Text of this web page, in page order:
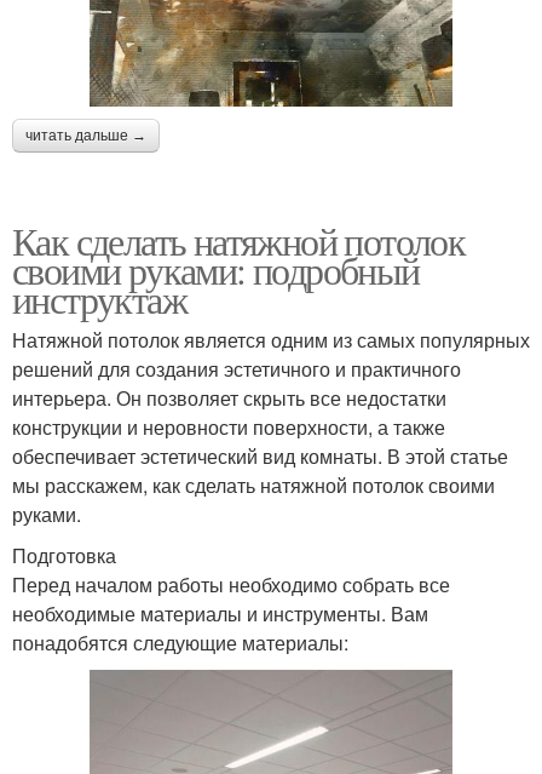
читать дальше →
Как сделать натяжной потолок
своими руками: подробный
инструктаж
Натяжной потолок является одним из самых популярных
решений для создания эстетичного и практичного
интерьера. Он позволяет скрыть все недостатки
конструкции и неровности поверхности, а также
обеспечивает эстетический вид комнаты. В этой статье
мы расскажем, как сделать натяжной потолок своими
руками.
Подготовка
Перед началом работы необходимо собрать все
необходимые материалы и инструменты. Вам
понадобятся следующие материалы: